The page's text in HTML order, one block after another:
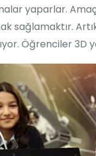
yaparlar.
sağlamaktır.
Öğrenciler 3D